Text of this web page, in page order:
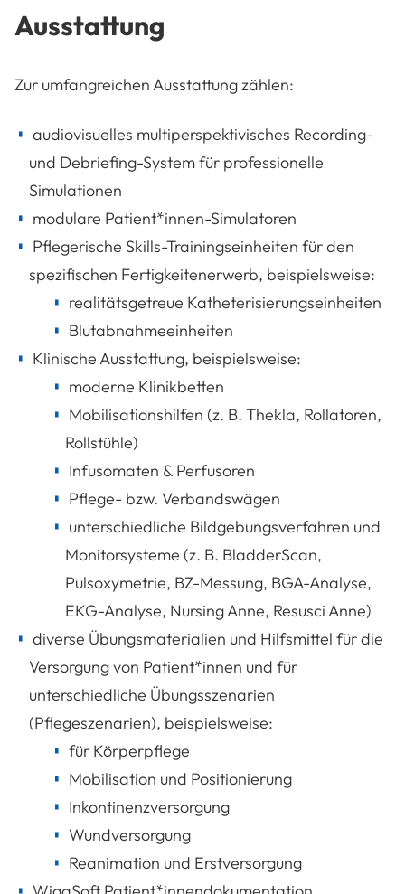
Ausstattung
Zur umfangreichen Ausstattung zählen:
audiovisuelles multiperspektivisches Recording-
und Debriefing-System für professionelle
Simulationen
modulare Patient*innen-Simulatoren
Pflegerische Skills-Trainingseinheiten für den
spezifischen Fertigkeitenerwerb, beispielsweise:
realitätsgetreue Katheterisierungseinheiten
Blutabnahmeeinheiten
Klinische Ausstattung, beispielsweise:
moderne Klinikbetten
Mobilisationshilfen (z. B. Thekla, Rollatoren,
Rollstühle)
Infusomaten & Perfusoren
Pflege- bzw. Verbandswägen
unterschiedliche Bildgebungsverfahren und
Monitorsysteme (z. B. BladderScan,
Pulsoxymetrie, BZ-Messung, BGA-Analyse,
EKG-Analyse, Nursing Anne, Resusci Anne)
diverse Übungsmaterialien und Hilfsmittel für die
Versorgung von Patient*innen und für
unterschiedliche Übungsszenarien
(Pflegeszenarien), beispielsweise:
für Körperpflege
Mobilisation und Positionierung
Inkontinenzversorgung
Wundversorgung
Reanimation und Erstversorgung